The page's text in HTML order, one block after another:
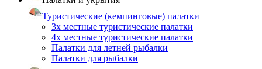
Туристические (кемпинговые) палатки
3х местные туристические палатки
4х местные туристические палатки
Палатки для летней рыбалки
Палатки для рыбалки